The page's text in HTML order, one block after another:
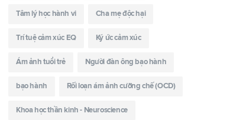
Tâm lý học hành vi Cha mẹ độc hại
Trí tuệ cảm xúc EQ Ký ức cảm xúc
Ám ảnh tuổi trẻ Người đàn ông bạo hành
bạo hành Rối loạn ám ảnh cưỡng chế (OCD)
Khoa học thần kinh - Neuroscience